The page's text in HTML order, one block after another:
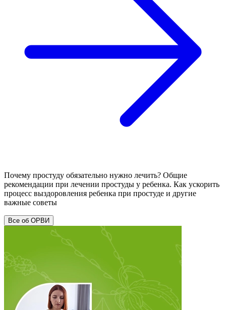
Почему простуду обязательно нужно лечить? Общие
рекомендации при лечении простуды у ребенка. Как ускорить
процесс выздоровления ребенка при простуде и другие
важные советы
Все об ОРВИ